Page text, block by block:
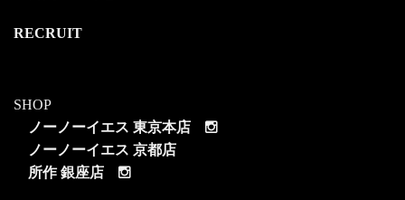
RECRUIT
SHOP
ノーノーイエス 東京本店
ノーノーイエス 京都店
所作 銀座店